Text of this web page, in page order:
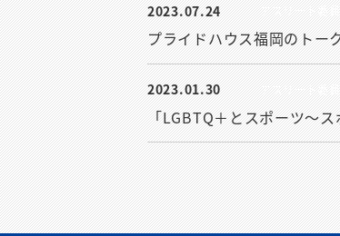
2023.07.24 アスリート委
プライドハウス福岡のトー
2023.01.30 アスリート委
「LGBTQ＋とスポーツ〜